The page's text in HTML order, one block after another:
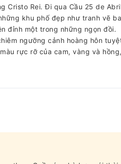
Cristo Rei. Đi qua Cầu 25 de
khu phố đẹp như tranh vẽ
đỉnh một trong những ngọn đồi.
ngưỡng cảnh hoàng hôn
rực rỡ của cam, vàng và